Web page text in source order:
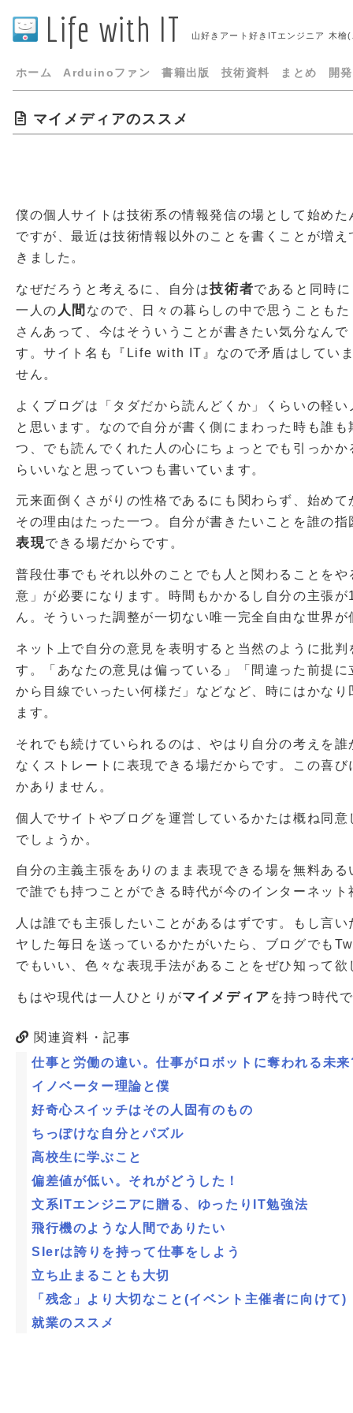
Life with IT 山好きアート好きITエンジニア 木檜
ホーム Arduinoファン 書籍出版 技術資料 まとめ 開
マイメディアのススメ
僕の個人サイトは技術系の情報発信の場として始めた
ですが、最近は技術情報以外のことを書くことが増え
きました。
なぜだろうと考えるに、自分は技術者であると同時に
一人の 人間 なので、日々の暮らしの中で思うこともた
さんあって、今はそういうことが書きたい気分なんで
す。サイト名も『Life with IT』なので矛盾はしてい
せん。
よくブログは「タダだから読んどくか」くらいの軽
と思います。なので自分が書く側にまわった時も誰
つ、でも読んでくれた人の心にちょっとでも引っか
らいいなと思っていつも書いています。
元来面倒くさがりの性格であるにも関わらず、始め
その理由はたった一つ。自分が書きたいことを誰の
表現できる場だからです。
普段仕事でもそれ以外のことでも人と関わることを
意」が必要になります。時間もかかるし自分の主張
ん。そういった調整が一切ない唯一完全自由な世界
ネット上で自分の意見を表明すると当然のように批
す。「あなたの意見は偏っている」「間違った前提
から目線でいったい何様だ」などなど、時にはかな
ます。
それでも続けていられるのは、やはり自分の考えを
なくストレートに表現できる場だからです。この喜
かありません。
個人でサイトやブログを運営しているかたは概ね同
でしょうか。
自分の主義主張をありのまま表現できる場を無料あ
で誰でも持つことができる時代が今のインターネット
人は誰でも主張したいことがあるはずです。もし言
ヤした毎日を送っているかたがいたら、ブログでも
でもいい、色々な表現手法があることをぜひ知って
もはや現代は一人ひとりがマイメディア を持つ時代
関連資料・記事
仕事と労働の違い。仕事がロボットに奪われる未
イノベーター理論と僕
好奇心スイッチはその人固有のもの
ちっぽけな自分とパズル
高校生に学ぶこと
偏差値が低い。それがどうした！
文系ITエンジニアに贈る、ゆったりIT勉強法
飛行機のような人間でありたい
SIerは誇りを持って仕事をしよう
立ち止まることも大切
「残念」より大切なこと(イベント主催者に向けて)
就業のススメ